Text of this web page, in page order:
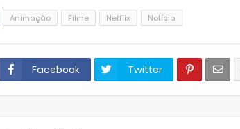
Animação Filme Netflix Notícia
Facebook Twitter